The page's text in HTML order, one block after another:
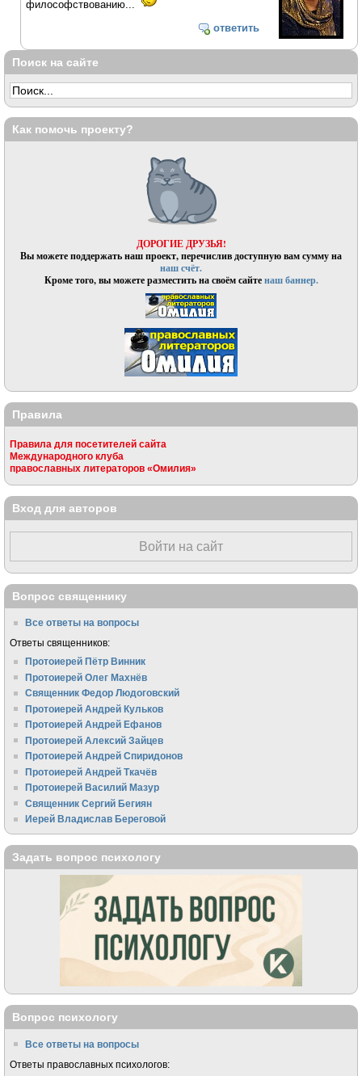
философствованию...
ответить
Поиск на сайте
Как помочь проекту?
ДОРОГИЕ ДРУЗЬЯ!
Вы можете поддержать наш проект, перечислив доступную вам сумму на
наш счёт.
Кроме того, вы можете разместить на своём сайтенаш баннер.
Правила
Правила для посетителей сайта
Международного клуба
православных литераторов «Омилия»
Вход для авторов
Войти на сайт
Вопрос священнику
Все ответы на вопросы
Ответы священников:
Протоиерей Пётр Винник
Протоиерей Олег Махнёв
Священник Федор Людоговский
Протоиерей Андрей Кульков
Протоиерей Андрей Ефанов
Протоиерей Алексий Зайцев
Протоиерей Андрей Спиридонов
Протоиерей Андрей Ткачёв
Протоиерей Василий Мазур
Священник Сергий Бегиян
Иерей Владислав Береговой
Задать вопрос психологу
Вопрос психологу
Все ответы на вопросы
Ответы православных психологов: